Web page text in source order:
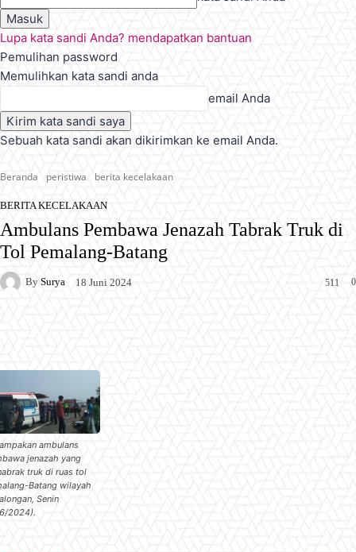
Lupa kata sandi Anda? mendapatkan bantuan
Pemulihan password
Memulihkan kata sandi anda
email Anda
Sebuah kata sandi akan dikirimkan ke email Anda.
Beranda peristiwa berita kecelakaan
BERITA KECELAKAAN
Ambulans Pembawa Jenazah Tabrak Truk di
Tol Pemalang-Batang
By Surya 18 Juni 2024 0
511
ambulans
jenazah yang
truk di ruas tol
Batang wilayah
Senin
2024).